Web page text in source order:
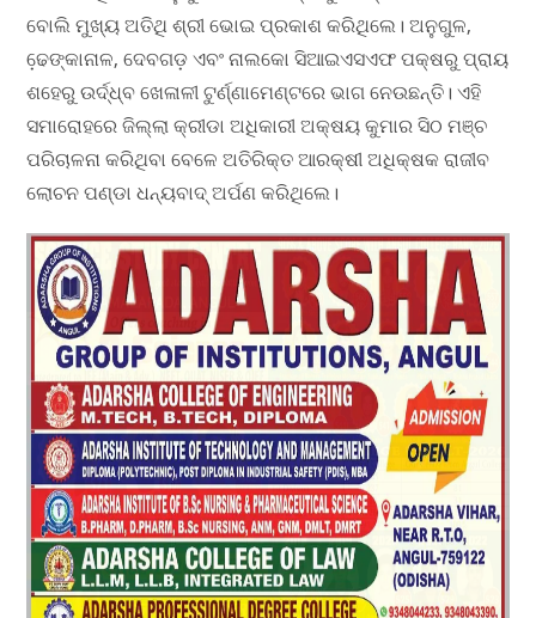
ବୋଲି ମୁଖ୍ୟ ଅତିଥି ଶ୍ରୀ ଭୋଇ ପ୍ରକାଶ କରିଥିଲେ। ଅନୁଗୁଳ,
ଢେ଼ଙ୍କାନାଳ, ଦେବଗଡ଼ ଏବଂ ନାଲକୋ ସିଆଇଏସଏଫ ପକ୍ଷରୁ ପ୍ରାୟ
ଶହେରୁ ଉର୍ଦ୍ଧ୍ବ ଖେଳାଳୀ ଟୁର୍ଣ୍ଣାମେଣ୍ଟରେ ଭାଗ ନେଉଛନ୍ତି। ଏହି
ସମାରୋହରେ ଜିଲ୍ଲା କ୍ରୀଡା ଅଧିକାରୀ ଅକ୍ଷୟ କୁମାର ସିଠ ମଞ୍ଚ
ପରିଚାଳନା କରିଥିବା ବେଳେ ଅତିରିକ୍ତ ଆରକ୍ଷୀ ଅଧିକ୍ଷକ ରାଜୀବ
ଲୋଚନ ପଣ୍ଡା ଧନ୍ୟବାଦ୍ ଅର୍ପଣ କରିଥିଲେ।